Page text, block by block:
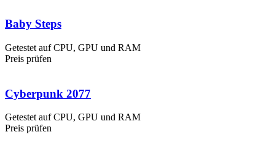
Baby Steps
Getestet auf CPU, GPU und RAM
Preis prüfen
Cyberpunk 2077
Getestet auf CPU, GPU und RAM
Preis prüfen